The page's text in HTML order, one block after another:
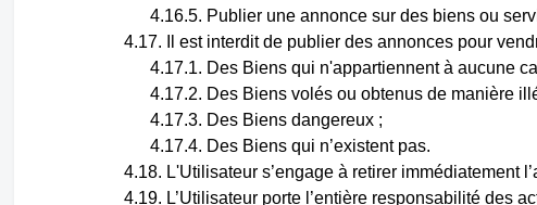
Publier une annonce sur des biens ou
Il est interdit de publier des annonces pour
Des Biens qui n'appartiennent à aucune
Des Biens volés ou obtenus de manière
Des Biens dangereux ;
Des Biens qui n’existent pas.
L'Utilisateur s’engage à retirer immédiatement
L’Utilisateur porte l’entière responsabilité des